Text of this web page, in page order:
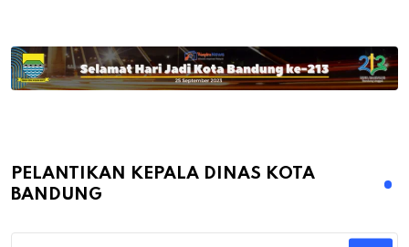
PELANTIKAN KEPALA DINAS KOTA
BANDUNG